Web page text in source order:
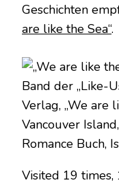
Geschichten
are like the Sea“.
Visited 19 times,